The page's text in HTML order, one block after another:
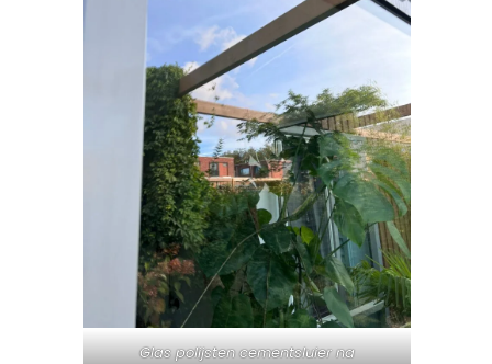
Glas polijsten cementsluier na